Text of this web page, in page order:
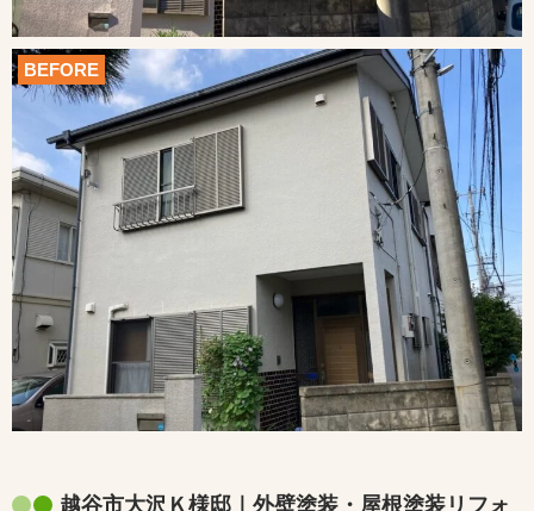
BEFORE
越谷市大沢Ｋ様邸｜外壁塗装・屋根塗装リフォ